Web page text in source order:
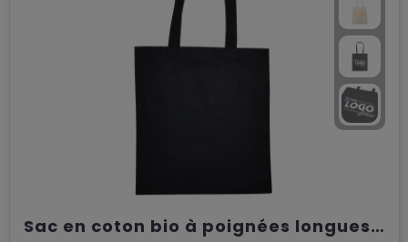
Sac en coton bio à poignées longues, 135 gr/m².